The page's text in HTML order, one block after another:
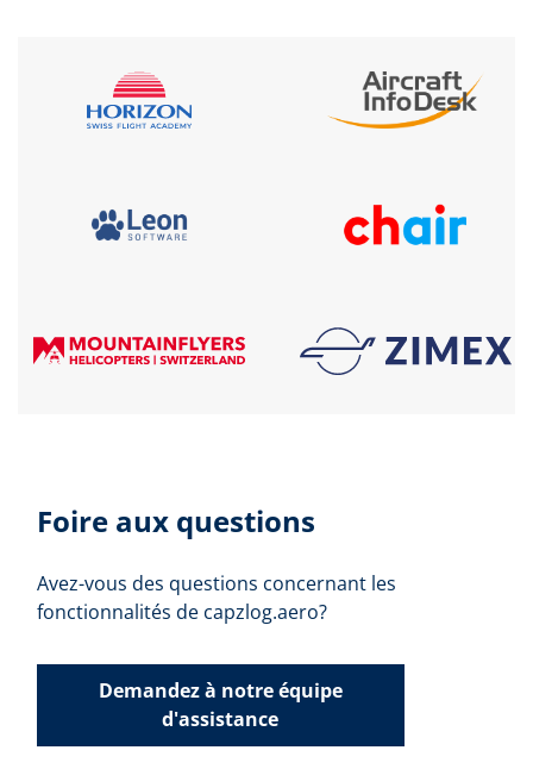
Foire aux questions
Avez-vous des questions concernant les
fonctionnalités de capzlog.aero?
Demandez à notre équipe
d'assistance